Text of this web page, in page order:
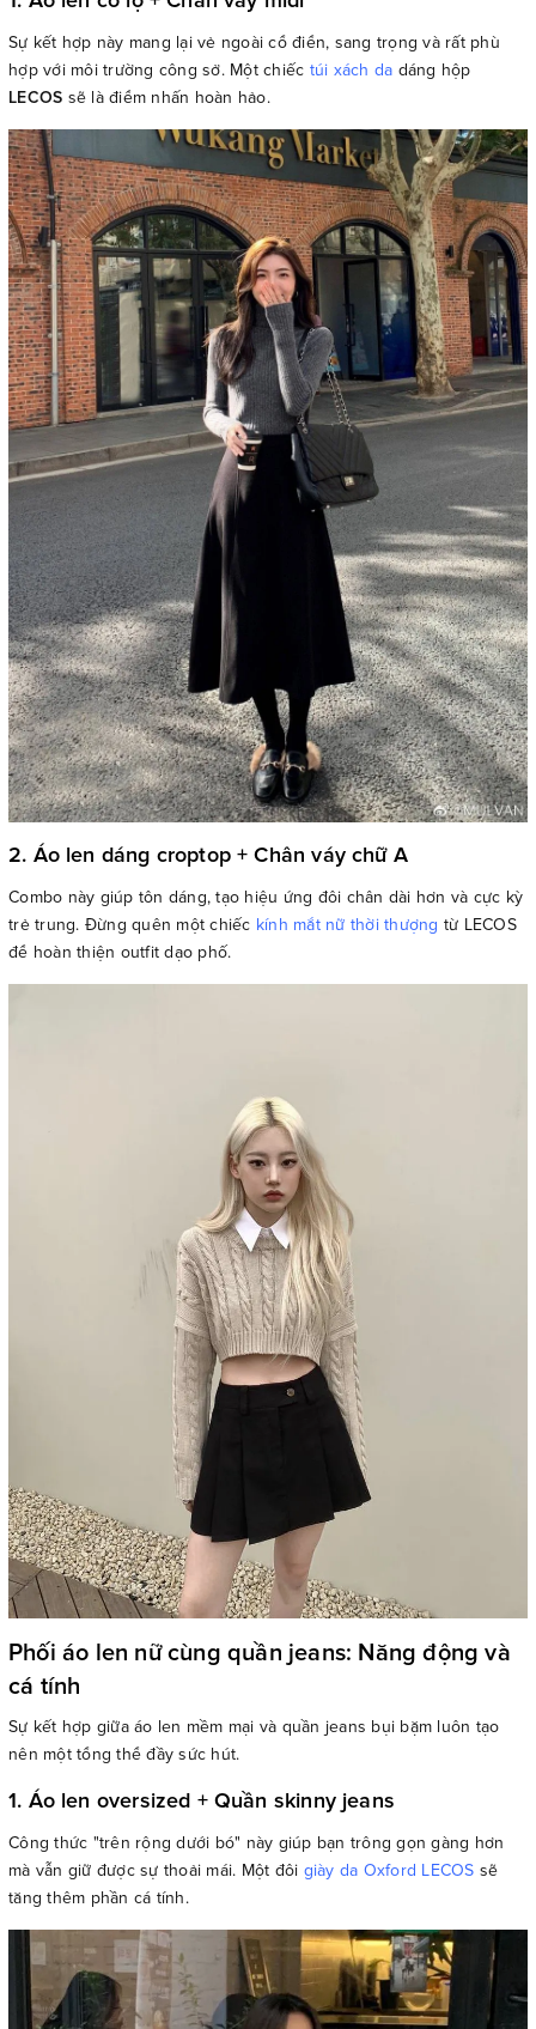
Sự kết hợp này mang lại vẻ ngoài cổ điển, sang trọng và rất phù
hợp với môi trường công sở. Một chiếc túi xách da dáng hộp
LECOS sẽ là điểm nhấn hoàn hảo.
2. Áo len dáng croptop + Chân váy chữ A
Combo này giúp tôn dáng, tạo hiệu ứng đôi chân dài hơn và cực kỳ
trẻ trung. Đừng quên một chiếc kính mắt nữ thời thượng từ LECOS
để hoàn thiện outfit dạo phố.
Phối áo len nữ cùng quần jeans: Năng động và
cá tính
Sự kết hợp giữa áo len mềm mại và quần jeans bụi bặm luôn tạo
nên một tổng thể đầy sức hút.
1. Áo len oversized + Quần skinny jeans
Công thức "trên rộng dưới bó" này giúp bạn trông gọn gàng hơn
mà vẫn giữ được sự thoải mái. Một đôi giày da Oxford LECOS sẽ
tăng thêm phần cá tính.